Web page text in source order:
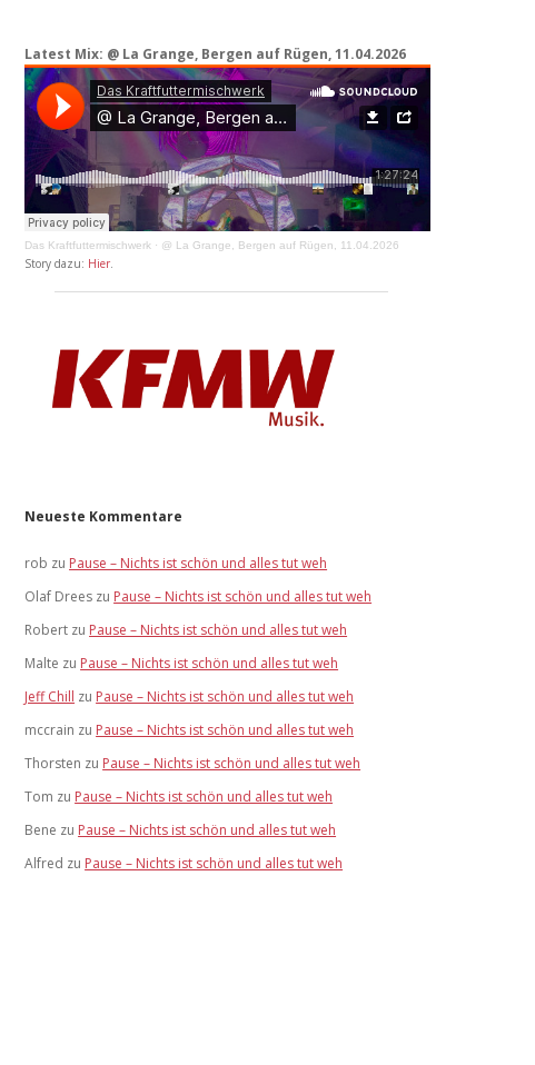
Latest Mix: @ La Grange, Bergen auf Rügen, 11.04.2026
Das Kraftfuttermischwerk · @ La Grange, Bergen auf Rügen, 11.04.2026
Story dazu: Hier.
Neueste Kommentare
rob zu Pause – Nichts ist schön und alles tut weh
Olaf Drees zu Pause – Nichts ist schön und alles tut weh
Robert zu Pause – Nichts ist schön und alles tut weh
Malte zu Pause – Nichts ist schön und alles tut weh
Jeff Chill zu Pause – Nichts ist schön und alles tut weh
mccrain zu Pause – Nichts ist schön und alles tut weh
Thorsten zu Pause – Nichts ist schön und alles tut weh
Tom zu Pause – Nichts ist schön und alles tut weh
Bene zu Pause – Nichts ist schön und alles tut weh
Alfred zu Pause – Nichts ist schön und alles tut weh